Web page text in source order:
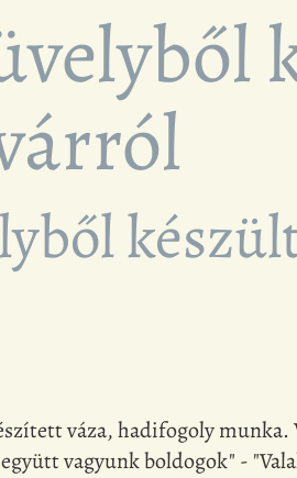
váza, hadifogoly
vagyunk boldogok" -